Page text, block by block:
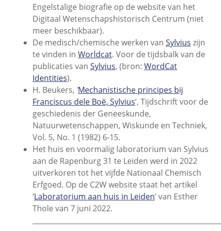
Engelstalige biografie op de website van het
Digitaal Wetenschapshistorisch Centrum (niet
meer beschikbaar).
De medisch/chemische werken van Sylvius zijn
te vinden in Worldcat. Voor de tijdsbalk van de
publicaties van Sylvius, (bron: WordCat
Identities).
H. Beukers, 'Mechanistische principes bij
Franciscus dele Boë, Sylvius’, Tijdschrift voor de
geschiedenis der Geneeskunde,
Natuurwetenschappen, Wiskunde en Techniek,
Vol. 5, No. 1 (1982) 6-15.
Het huis en voormalig laboratorium van Sylvius
aan de Rapenburg 31 te Leiden werd in 2022
uitverkoren tot het vijfde Nationaal Chemisch
Erfgoed. Op de C2W website staat het artikel
‘Laboratorium aan huis in Leiden’ van Esther
Thole van 7 juni 2022.